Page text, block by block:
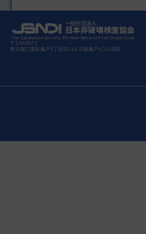
〒136-0071
東京都江東区亀戸2丁目25-14 京阪亀戸ビル10階